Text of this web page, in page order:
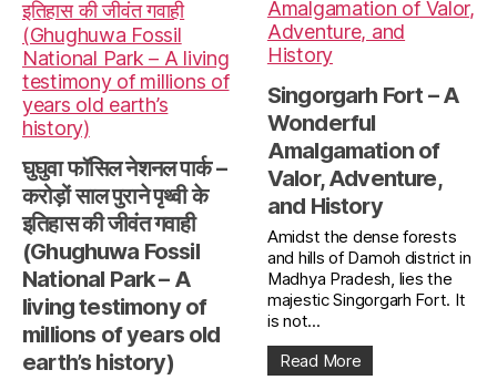
घुघुवा फॉसिल नेशनल पार्क –
करोड़ों साल पुराने पृथ्वी के
इतिहास की जीवंत गवाही
(Ghughuwa Fossil
National Park – A
living testimony of
millions of years old
earth’s history)
Singorgarh Fort – A
Wonderful
Amalgamation of
Valor, Adventure,
and History
Amidst the dense forests
and hills of Damoh district in
Madhya Pradesh, lies the
majestic Singorgarh Fort. It
is not...
Read More